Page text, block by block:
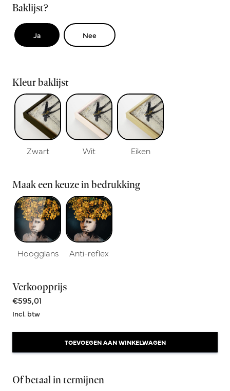
Baklijst?
Ja Nee
Kleur baklijst
Zwart Wit Eiken
Maak een keuze in bedrukking
Hoogglans Anti-reflex
Verkoopprijs
€595,01
Incl. btw
TOEVOEGEN AAN WINKELWAGEN
Of betaal in termijnen